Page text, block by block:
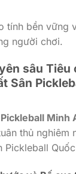
tính bền vững
người chơi.
sâu
Sân
Minh
thủ nghiêm
Pickleball